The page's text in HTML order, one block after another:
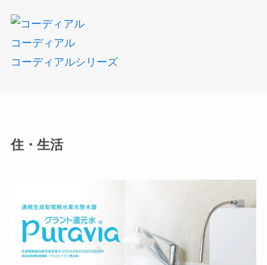
コーディアル
コーディアルシリーズ
住・生活